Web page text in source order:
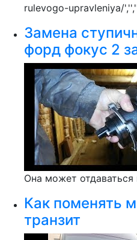
rulevogo-upravleniya/
Замена
форд фокус 2
Она может отдаваться
Как поменять
транзит